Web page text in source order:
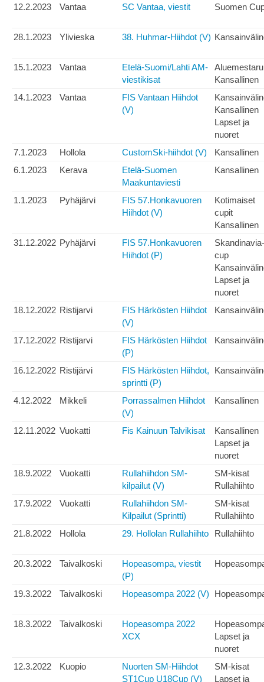
12.2.2023 Vantaa SC Vantaa, viestit Suomen
28.1.2023 Ylivieska 38. Huhmar-Hiihdot (V)
15.1.2023 Vantaa
Etelä-Suomi/Lahti AM-
viestikisat
Kansallinen
14.1.2023
Vantaa
FIS Vantaan Hiihdot
(V)
Kansallinen
Lapset ja
nuoret
7.1.2023
Hollola CustomSki-hiihdot (V)
Kansallinen
6.1.2023
Kerava
Etelä-Suomen
Maakuntaviesti
Kansallinen
1.1.2023 Pyhäjärvi
FIS 57.Honkavuoren
Hiihdot (V)
Kotimaiset
cupit
Kansallinen
31.12.2022 Pyhäjärvi
FIS 57.Honkavuoren
Hiihdot (P)
Skandinavia-
cup
Lapset ja
nuoret
18.12.2022 Ristijarvi
FIS Härkösten Hiihdot
(V)
17.12.2022 Ristijarvi
FIS Härkösten Hiihdot
(P)
16.12.2022 Ristijärvi
FIS Härkösten Hiihdot,
sprintti (P)
4.12.2022 Mikkeli
Porrassalmen Hiihdot
(V)
Kansallinen
12.11.2022 Vuokatti Fis Kainuun Talvikisat
Kansallinen
Lapset ja
nuoret
18.9.2022
Vuokatti
Rullahiihdon SM-
kilpailut (V)
SM-kisat
Rullahiihto
17.9.2022
Vuokatti
Rullahiihdon SM-
Kilpailut (Sprintti)
SM-kisat
Rullahiihto
21.8.2022
Hollola 29. Hollolan Rullahiihto Rullahiihto
20.3.2022 Taivalkoski
Hopeasompa, viestit
(P)
19.3.2022 Taivalkoski Hopeasompa 2022 (V)
18.3.2022 Taivalkoski
Hopeasompa 2022
XCX
Lapset ja
nuoret
12.3.2022
Kuopio
Nuorten SM-Hiihdot
ST1Cup U18Cup (V)
SM-kisat
Lapset ja